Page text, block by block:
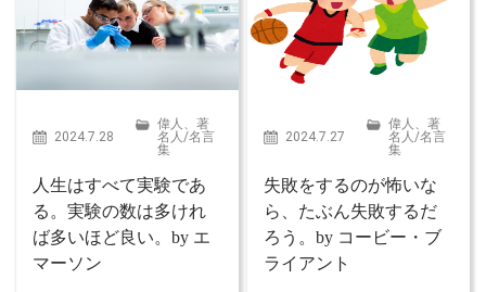
2024.7.28
偉人、著
名人/名言
集
人生はすべて実験であ
る。実験の数は多けれ
ば多いほど良い。by エ
マーソン
2024.7.27
偉人、著
名人/名言
集
失敗をするのが怖いな
ら、たぶん失敗するだ
ろう。by コービー・ブ
ライアント